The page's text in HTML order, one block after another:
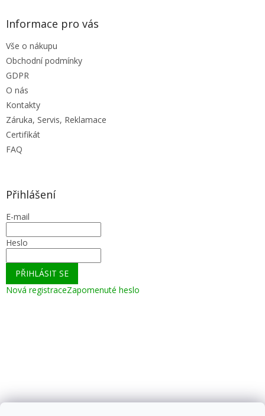
Informace pro vás
Vše o nákupu
Obchodní podmínky
GDPR
O nás
Kontakty
Záruka, Servis, Reklamace
Certifikát
FAQ
Přihlášení
E-mail
Heslo
PŘIHLÁSIT SE
Nová registraceZapomenuté heslo